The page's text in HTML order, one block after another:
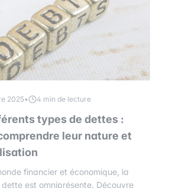
2025• 4 min de lecture
types de dettes :
leur nature et
financier et économique, la
est omniprésente. Découvre